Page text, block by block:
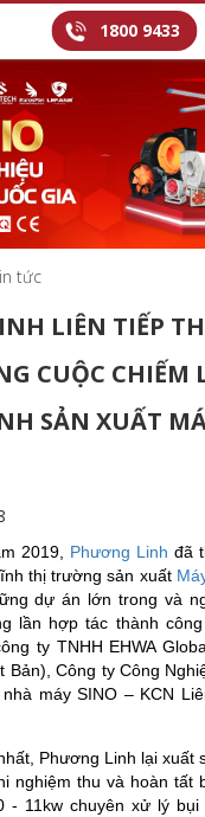
1800 9433
tức
LIÊN TIẾP
CUỘC CHIẾM
SẢN XUẤT
2019, Phương Linh đã
thị trường sản xuất
dự án lớn trong và
lần hợp tác thành
ty TNHH EHWA
Bản), Công ty Công
máy SINO – KCN
Phương Linh lại xuất
nghiệm thu và hoàn tất
- 11kw chuyên xử lý